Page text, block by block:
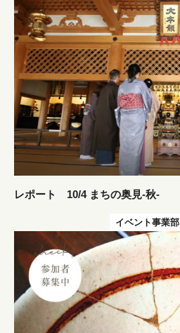
レポート 10/4 まちの奥見-秋-
イベント事業部